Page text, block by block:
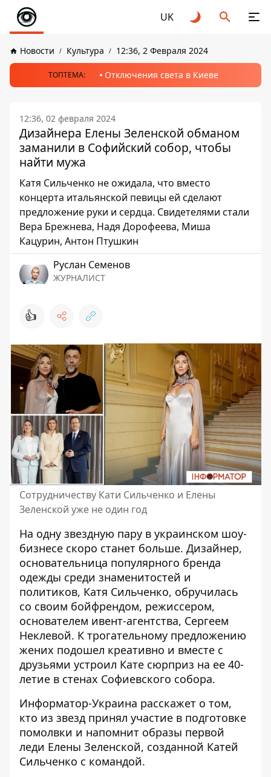
UK
Новости Культура 12:36, 2 Февраля 2024
ТОПТЕМА: Отключения света в Киеве
12:36, 02 февраля 2024
Дизайнера Елены Зеленской обманом
заманили в Софийский собор, чтобы
найти мужа
Катя Сильченко не ожидала, что вместо
концерта итальянской певицы ей сделают
предложение руки и сердца. Свидетелями стали
Вера Брежнева, Надя Дорофеева, Миша
Кацурин, Антон Птушкин
Руслан Семенов
ЖУРНАЛИСТ
👍
Сотрудничеству Кати Сильченко и Елены
Зеленской уже не один год
На одну звездную пару в украинском шоу-
бизнесе скоро станет больше. Дизайнер,
основательница популярного бренда
одежды среди знаменитостей и
политиков, Катя Сильченко, обручилась
со своим бойфрендом, режиссером,
основателем ивент-агентства, Сергеем
Неклевой. К трогательному предложению
жених подошел креативно и вместе с
друзьями устроил Кате сюрприз на ее 40-
летие в стенах Софиевского собора.
Информатор-Украина расскажет о том,
кто из звезд принял участие в подготовке
помолвки и напомнит образы первой
леди Елены Зеленской, созданной Катей
Сильченко с командой.